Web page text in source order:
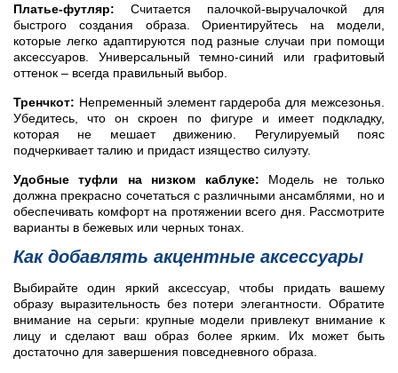
Платье-футляр: Считается палочкой-выручалочкой для
быстрого создания образа. Ориентируйтесь на модели,
которые легко адаптируются под разные случаи при помощи
аксессуаров. Универсальный темно-синий или графитовый
оттенок – всегда правильный выбор.
Тренчкот: Непременный элемент гардероба для межсезонья.
Убедитесь, что он скроен по фигуре и имеет подкладку,
которая не мешает движению. Регулируемый пояс
подчеркивает талию и придаст изящество силуэту.
Удобные туфли на низком каблуке: Модель не только
должна прекрасно сочетаться с различными ансамблями, но и
обеспечивать комфорт на протяжении всего дня. Рассмотрите
варианты в бежевых или черных тонах.
Как добавлять акцентные аксессуары
Выбирайте один яркий аксессуар, чтобы придать вашему
образу выразительность без потери элегантности. Обратите
внимание на серьги: крупные модели привлекут внимание к
лицу и сделают ваш образ более ярким. Их может быть
достаточно для завершения повседневного образа.